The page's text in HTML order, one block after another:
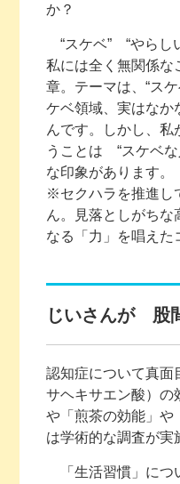
か？
“スケベ” “やらし
私には全く無関係な
章。テーマは、“ス
ケベ領域、実はなか
んです。しかし、私
うことは “スケベな
な印象があります。
※セクハラを推進し
ん。見落としがちな
なる「力」を唱えた
じいさんが 股
認知症について真面
サヘキサエン酸）の
や「煎茶の効能」や
は学術的な調査が実
「生活習慣」につ